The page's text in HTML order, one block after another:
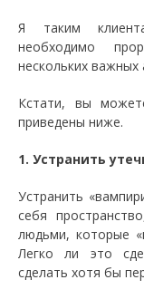
Я таким
необходимо
нескольких важных
Кстати, вы
приведены ниже.
1. Устранить
Устранить
себя
людьми, которые
Легко ли это
сделать хотя бы